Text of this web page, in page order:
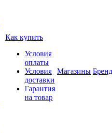
Как купить
Условия
оплаты
Условия
доставки
Гарантия
на товар
Магазины